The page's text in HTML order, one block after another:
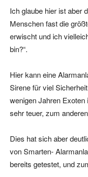
Ich glaube hier ist aber
Menschen fast die
erwischt und ich
bin?“.
Hier kann eine
Sirene für viel
wenigen Jahren
sehr teuer, zum
Dies hat sich aber
von Smarten-
bereits getestet, und